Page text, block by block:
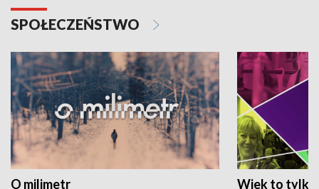
SPOŁECZEŃSTWO
O milimetr Wiek to tylko